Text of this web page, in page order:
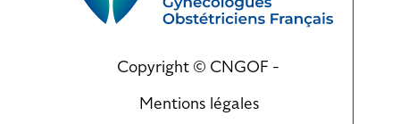
Copyright © CNGOF -
Mentions légales